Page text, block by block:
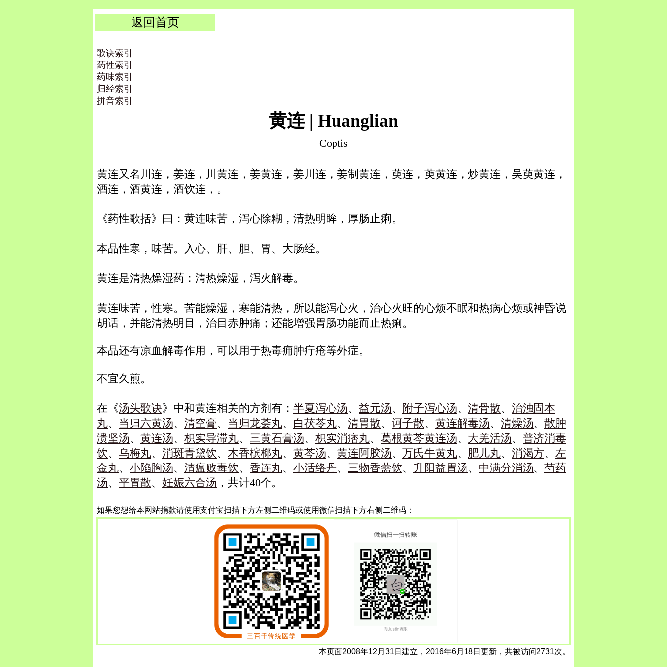
返回首页
歌诀索引
药性索引
药味索引
归经索引
拼音索引
黄连 | Huanglian
Coptis
黄连又名川连，姜连，川黄连，姜黄连，姜川连，姜制黄连，萸连，萸黄连，炒黄连，吴萸黄连，
酒连，酒黄连，酒饮连，。
《药性歌括》曰：黄连味苦，泻心除糊，清热明眸，厚肠止痢。
本品性寒，味苦。入心、肝、胆、胃、大肠经。
黄连是清热燥湿药：清热燥湿，泻火解毒。
黄连味苦，性寒。苦能燥湿，寒能清热，所以能泻心火，治心火旺的心烦不眠和热病心烦或神昏说
胡话，并能清热明目，治目赤肿痛；还能增强胃肠功能而止热痢。
本品还有凉血解毒作用，可以用于热毒痈肿疔疮等外症。
不宜久煎。
在《汤头歌诀》中和黄连相关的方剂有： 半夏泻心汤、 益元汤、 附子泻心汤、 清骨散、 治浊固本
丸、 当归六黄汤、 清空膏、 当归龙荟丸、 白茯苓丸、 清胃散、 诃子散、 黄连解毒汤、 清燥汤、 散肿
溃坚汤、 黄连汤、 枳实导滞丸、 三黄石膏汤、 枳实消痞丸、 葛根黄芩黄连汤、 大羌活汤、 普济消毒
饮、 乌梅丸、 消斑青黛饮、 木香槟榔丸、 黄芩汤、 黄连阿胶汤、 万氏牛黄丸、 肥儿丸、 消渴方、 左
金丸、 小陷胸汤、 清瘟败毒饮、 香连丸、 小活络丹、 三物香薷饮、 升阳益胃汤、 中满分消汤、 芍药
汤、 平胃散、 妊娠六合汤 ，共计40个。
如果您想给本网站捐款请使用支付宝扫描下方左侧二维码或使用微信扫描下方右侧二维码：
本页面2008年12月31日建立，2016年6月18日更新，共被访问2731次。